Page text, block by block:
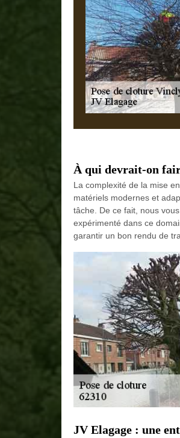
À qui devrait-on
La complexité de la mise
matériels modernes et
tâche. De ce fait, nous
expérimenté dans ce
garantir un bon rendu de
JV Elagage : une